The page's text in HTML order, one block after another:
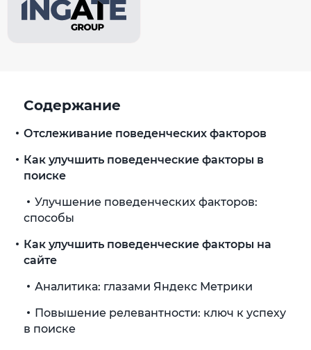
Содержание
Отслеживание поведенческих факторов
Как улучшить поведенческие факторы в
поиске
Улучшение поведенческих факторов:
способы
Как улучшить поведенческие факторы на
сайте
Аналитика: глазами Яндекс Метрики
Повышение релевантности: ключ к успеху
в поиске